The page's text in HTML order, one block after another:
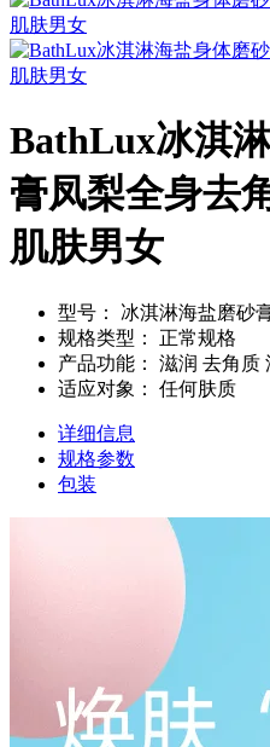
BathLux冰淇
膏凤梨全身去
肌肤男女
型号：
冰淇淋海盐磨砂
规格类型：
正常规格
产品功能：
滋润 去角质
适应对象：
任何肤质
详细信息
规格参数
包装